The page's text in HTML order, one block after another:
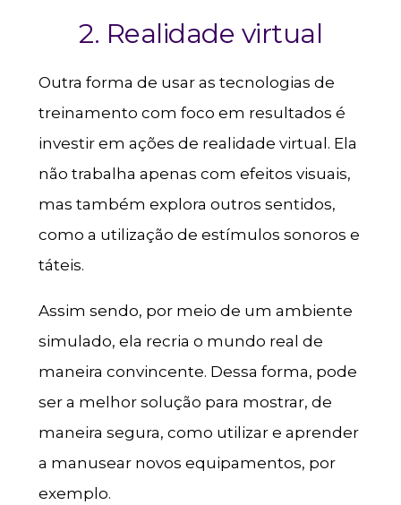
2. Realidade virtual
Outra forma de usar as tecnologias de
treinamento com foco em resultados é
investir em ações de realidade virtual. Ela
não trabalha apenas com efeitos visuais,
mas também explora outros sentidos,
como a utilização de estímulos sonoros e
táteis.
Assim sendo, por meio de um ambiente
simulado, ela recria o mundo real de
maneira convincente. Dessa forma, pode
ser a melhor solução para mostrar, de
maneira segura, como utilizar e aprender
a manusear novos equipamentos, por
exemplo.